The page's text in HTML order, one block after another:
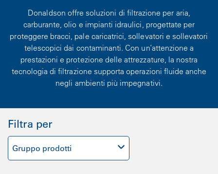
Donaldson offre soluzioni di filtrazione per aria,
carburante, olio e impianti idraulici, progettate per
proteggere bracci, pale caricatrici, sollevatori e sollevatori
telescopici dai contaminanti. Con un’attenzione a
prestazioni e protezione delle attrezzature, la nostra
tecnologia di filtrazione supporta operazioni fluide anche
negli ambienti più impegnativi.
Filtra per
Gruppo prodotti